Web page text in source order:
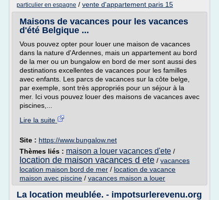
particulier en espagne / vente d'appartement paris 15
Maisons de vacances pour les vacances
d'été Belgique ...
Vous pouvez opter pour louer une maison de vacances
dans la nature d'Ardennes, mais un appartement au bord
de la mer ou un bungalow en bord de mer sont aussi des
destinations excellentes de vacances pour les familles
avec enfants. Les parcs de vacances sur la côte belge,
par exemple, sont très appropriés pour un séjour à la
mer. Ici vous pouvez louer des maisons de vacances avec
piscines,...
Lire la suite
Site : https://www.bungalow.net
Thèmes liés : maison a louer vacances d'ete /
location de maison vacances d ete / vacances
location maison bord de mer / location de vacance
maison avec piscine / vacances maison a louer
La location meublée. - impotsurlerevenu.org